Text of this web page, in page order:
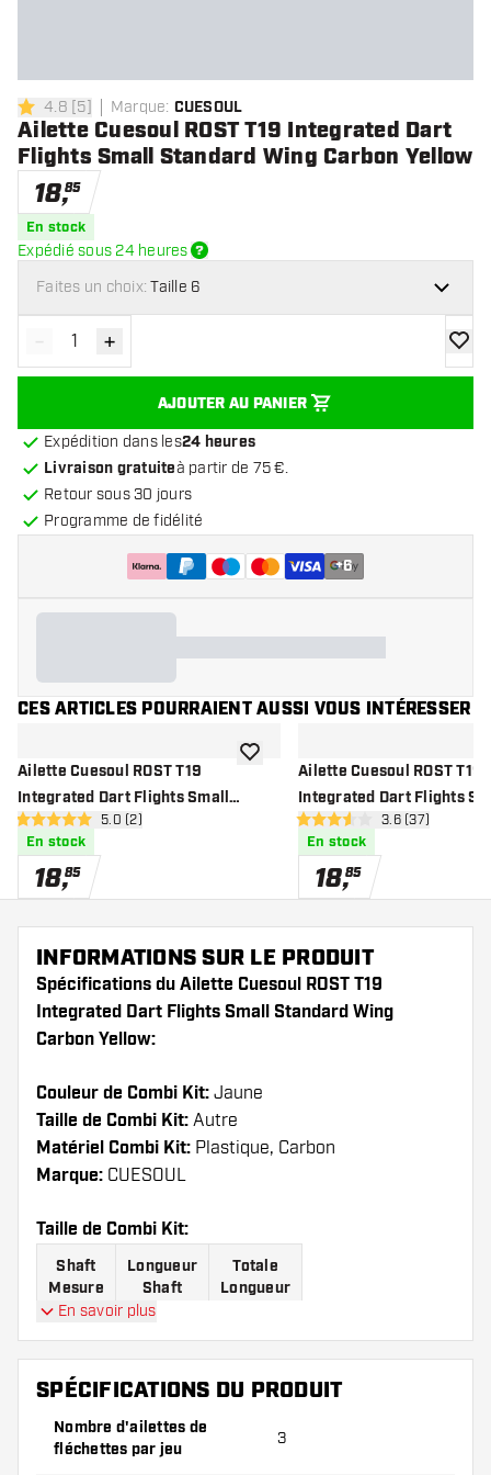
4.8 étoiles de notation
4.8 [5] Marque: CUESOUL
Ailette Cuesoul ROST T19 Integrated Dart
Flights Small Standard Wing Carbon Yellow
18,85
En stock
Expédié sous 24 heures
Faites un choix:Taille 6
Diminuer la quantité
- Augmenter la quantité
+
AJOUTER AU PANIER
Expédition dans les24 heures
Livraison gratuiteà partir de 75 €.
Retour sous 30 jours
Programme de fidélité
+6
CES ARTICLES POURRAIENT AUSSI VOUS INTÉRESSER
Ailette Cuesoul ROST T19
Integrated Dart Flights Small
Standard Wing Carbon Orange
ouvrir le panneau des avis
5 étoiles de notation
5.0 (2)
En stock
18,85
ajouter à la liste de souhaits
Ailette Cuesoul ROST T19
Integrated Dart Flights
Standard Wing Carbon
ouvrir le
3.6 étoiles de notation
3.6 (37)
En stock
18,85
INFORMATIONS SUR LE PRODUIT
Spécifications du Ailette Cuesoul ROST T19
Integrated Dart Flights Small Standard Wing
Carbon Yellow:
Couleur de Combi Kit: Jaune
Taille de Combi Kit: Autre
Matériel Combi Kit: Plastique, Carbon
Marque: CUESOUL
Taille de Combi Kit:
Shaft
Mesure
Longueur
Shaft
Totale
Longueur
24 mm 64 mm
Mesure
2
En savoir plus
SPÉCIFICATIONS DU PRODUIT
Nombre d'ailettes de
fléchettes par jeu
3